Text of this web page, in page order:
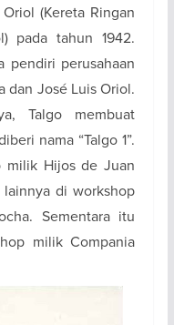
(Kereta Ringan
pada tahun 1942.
pendiri perusahaan
dan José Luis Oriol.
Talgo membuat
nama “Talgo 1”.
milik Hijos de Juan
di workshop
Sementara itu
milik Compania